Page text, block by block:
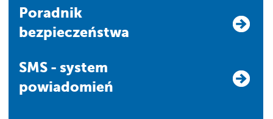
Poradnik
bezpieczeństwa
SMS - system
powiadomień